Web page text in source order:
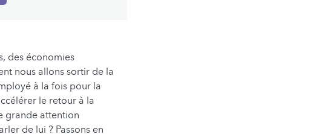
des économies
nous allons sortir de la
à la fois pour la
le retour à la
grande attention
de lui ? Passons en